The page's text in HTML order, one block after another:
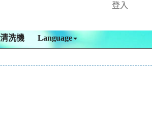
登入
洗機 Language